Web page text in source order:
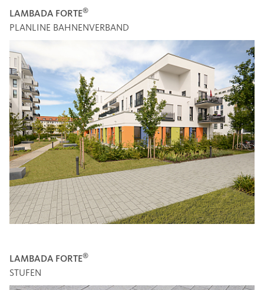
LAMBADA FORTE®
PLANLINE BAHNENVERBAND
LAMBADA FORTE®
STUFEN